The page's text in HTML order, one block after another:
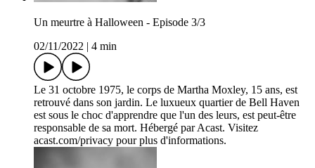
Un meurtre à Halloween - Episode 3/3
02/11/2022
4 min
Le 31 octobre 1975, le corps de Martha Moxley, 15 ans, est
retrouvé dans son jardin. Le luxueux quartier de Bell Haven
est sous le choc d'apprendre que l'un des leurs, est peut-être
responsable de sa mort. Hébergé par Acast. Visitez
acast.com/privacy pour plus d'informations.